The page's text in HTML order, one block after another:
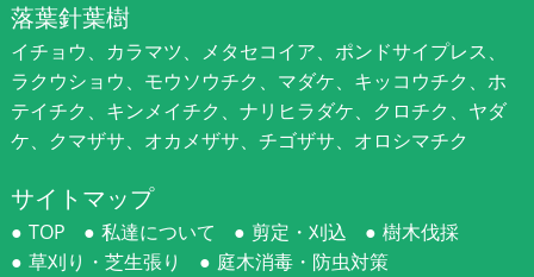
落葉針葉樹
イチョウ、カラマツ、メタセコイア、ポンドサイプレス、
ラクウショウ、モウソウチク、マダケ、キッコウチク、ホ
テイチク、キンメイチク、ナリヒラダケ、クロチク、ヤダ
ケ、クマザサ、オカメザサ、チゴザサ、オロシマチク
サイトマップ
TOP 私達について 剪定・刈込
樹木伐採
草刈り・芝生張り
庭木消毒・防虫対策